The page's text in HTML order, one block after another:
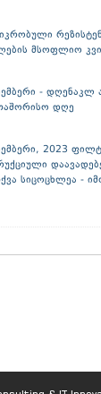
მსოფლიო
- დღენაკლ
დღე
2023
სიცოცხლეა -